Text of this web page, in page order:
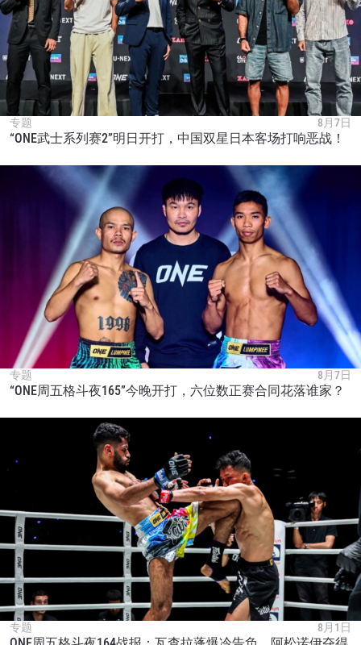
专题 8月7日
“ONE武士系列赛2”明日开打，中国双星日本客场打响恶战！
专题 8月7日
“ONE周五格斗夜165”今晚开打，六位数正赛合同花落谁家？
专题 8月1日